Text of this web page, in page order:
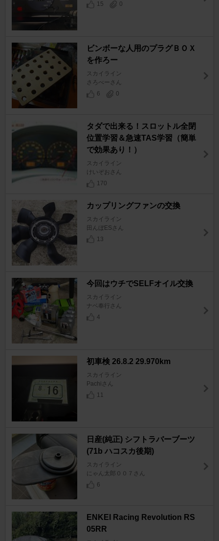
15
0
ビンボーな人用のプラグＢＯＸ
を作ろー
スカイライン
さろべーさん
6
0
タダで出来る！スロットル全閉
位置学習＆急速TAS学習（簡単
で効果あり！）
スカイライン
けいぞおさん
170
カップリングファンの交換
スカイライン
田んぼESさん
13
今回はウチでSELFオイル交換
スカイライン
ナベ奉行さん
4
初車検 26.8.2 29.970km
スカイライン
Pachiさん
11
日産(純正) シフトラバーブーツ
(71b ハコスカ後期)
スカイライン
にゃん太郎００７さん
6
ENKEI Racing Revolution RS
05RR